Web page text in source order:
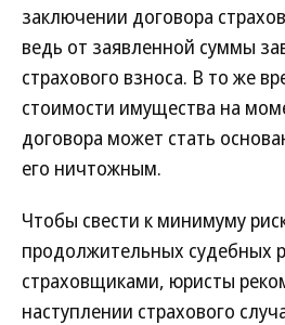
заключении договора
ведь от заявленной суммы
страхового взноса. В то же
стоимости имущества на
договора может стать
его ничтожным.
Чтобы свести к минимуму
продолжительных судебных
страховщиками, юристы
наступлении страхового